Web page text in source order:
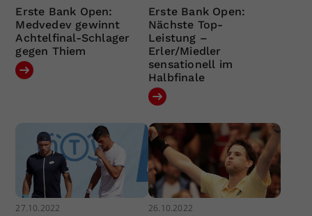
Erste Bank Open:
Medvedev gewinnt
Achtelfinal-Schlager
gegen Thiem
Erste Bank Open:
Nächste Top-
Leistung –
Erler/Miedler
sensationell im
Halbfinale
27.10.2022 26.10.2022